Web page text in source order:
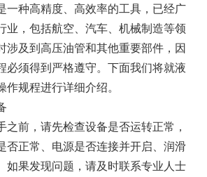
一种高精度、高效率的工具，已经广
业，包括航空、汽车、机械制造等领
涉及到高压油管和其他重要部件，因
必须得到严格遵守。下面我们将就液
作规程进行详细介绍。
之前，请先检查设备是否运转正常，
否正常、电源是否连接并开启、润滑
如果发现问题，请及时联系专业人士